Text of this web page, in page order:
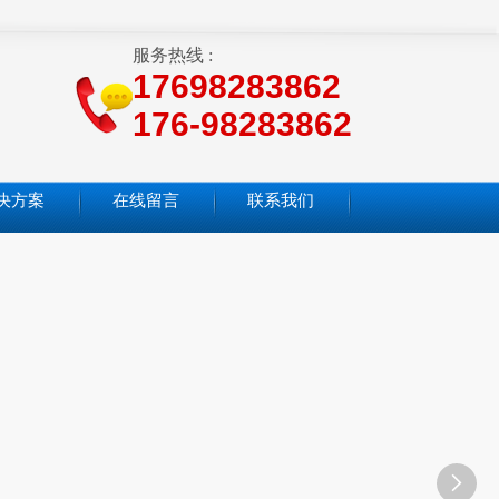
服务热线 :
17698283862
176-98283862
方案 在线留言 联系我们
